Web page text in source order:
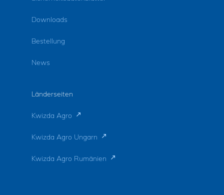
Downloads
Bestellung
News
Länderseiten
Kwizda Agro
Kwizda Agro Ungarn
Kwizda Agro Rumänien